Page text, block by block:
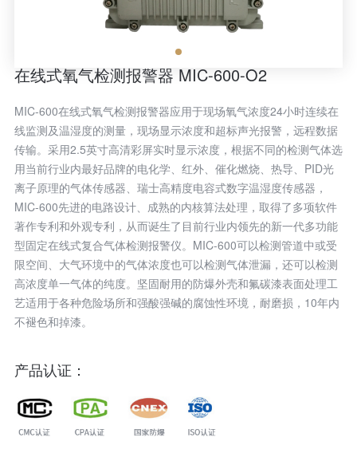
在线式氧气检测报警器 MIC-600-O2
MIC-600在线式氧气检测报警器应用于现场氧气浓度24小时连续在
线监测及温湿度的测量，现场显示浓度和超标声光报警，远程数据
传输。采用2.5英寸高清彩屏实时显示浓度，根据不同的检测气体选
用当前行业内最好品牌的电化学、红外、催化燃烧、热导、PID光
离子原理的气体传感器、瑞士高精度电容式数字温湿度传感器，
MIC-600先进的电路设计、成熟的内核算法处理，取得了多项软件
著作专利和外观专利，从而诞生了目前行业内领先的新一代多功能
型固定在线式复合气体检测报警仪。MIC-600可以检测管道中或受
限空间、大气环境中的气体浓度也可以检测气体泄漏，还可以检测
高浓度单一气体的纯度。坚固耐用的防爆外壳和氟碳漆表面处理工
艺适用于各种危险场所和强酸强碱的腐蚀性环境，耐磨损，10年内
不褪色和掉漆。
产品认证：